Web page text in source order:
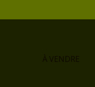
À VENDRE